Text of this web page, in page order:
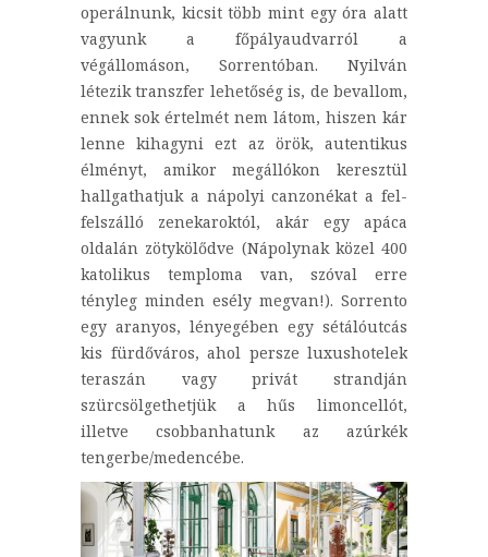
operálnunk, kicsit több mint egy óra alatt
vagyunk a főpályaudvarról a
végállomáson, Sorrentóban. Nyilván
létezik transzfer lehetőség is, de bevallom,
ennek sok értelmét nem látom, hiszen kár
lenne kihagyni ezt az örök, autentikus
élményt, amikor megállókon keresztül
hallgathatjuk a nápolyi canzonékat a fel-
felszálló zenekaroktól, akár egy apáca
oldalán zötykölődve (Nápolynak közel 400
katolikus temploma van, szóval erre
tényleg minden esély megvan!). Sorrento
egy aranyos, lényegében egy sétálóutcás
kis fürdőváros, ahol persze luxushotelek
teraszán vagy privát strandján
szürcsölgethetjük a hűs limoncellót,
illetve csobbanhatunk az azúrkék
tengerbe/medencébe.